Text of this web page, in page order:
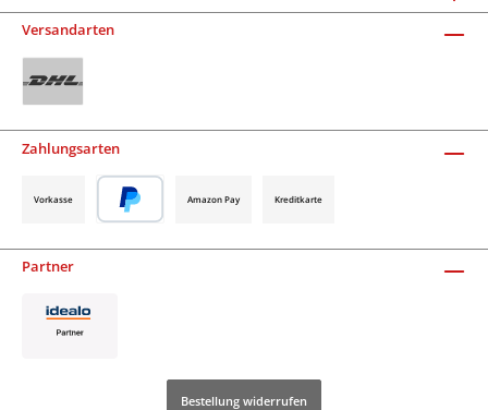
Versandarten
Zahlungsarten
Vorkasse Amazon Pay Kreditkarte
Partner
Bestellung widerrufen